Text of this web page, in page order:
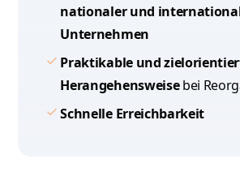
nationaler und
Unternehmen
Praktikable und
Herangehensweisebei
Schnelle Erreichbarkeit